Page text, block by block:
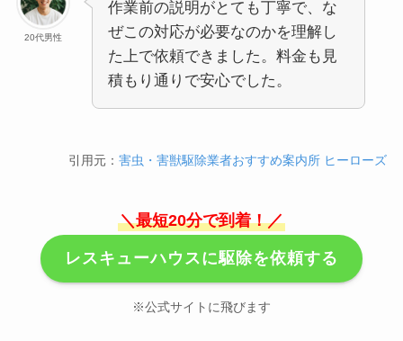
20代男性
作業前の説明がとても丁寧で、な
ぜこの対応が必要なのかを理解し
た上で依頼できました。料金も見
積もり通りで安心でした。
引用元：害虫・害獣駆除業者おすすめ案内所 ヒーローズ
＼最短20分で到着！／
レスキューハウスに駆除を依頼する
※公式サイトに飛びます